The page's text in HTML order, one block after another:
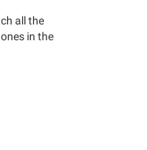
all the
in the